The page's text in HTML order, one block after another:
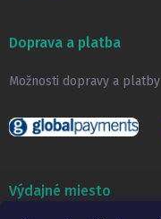
Doprava a platba
Možnosti dopravy a platby
Výdajné miesto